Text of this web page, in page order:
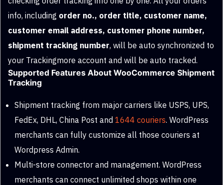
info, including order no., order title, customer name,
customer email address, customer phone number,
shipment tracking number, will be auto synchronized to
your Trackingmore account and will be auto tracked.
Supported Features About WooCommerce Shipment
Tracking
Shipment tracking from major carriers like USPS, UPS,
FedEx, DHL, China Post and 1644 couriers. WordPress
merchants can fully customize all those couriers at
Wordpress Admin.
Multi-store connector and management. WordPress
merchants can connect unlimited shops within one